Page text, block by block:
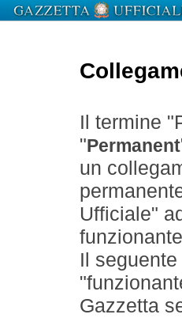
Il termine
" Permanent
un
Ufficiale"
Il
Gazzetta